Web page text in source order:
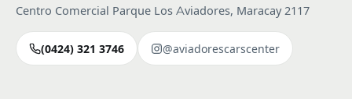
Centro Comercial Parque Los Aviadores, Maracay 2117
(0424) 321 3746 @aviadorescarscenter